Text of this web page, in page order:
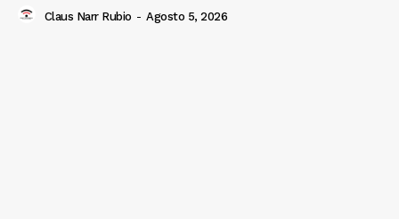
Claus Narr Rubio - Agosto 5, 2026